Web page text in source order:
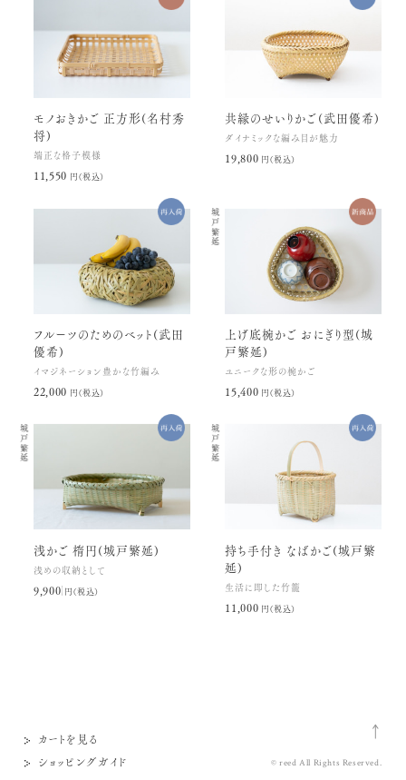
モノおきかご 正方形(名村秀
将)
端正な格子模様
11,550円(税込)
共縁のせいりかご(武田優希)
ダイナミックな編み目が魅力
19,800円(税込)
フルーツのためのベット(武田
優希)
イマジネーション豊かな竹編み
22,000円(税込)
城戸繁延
上げ底椀かご おにぎり型(城
戸繁延)
ユニークな形の椀かご
15,400円(税込)
城戸繁延
浅かご 楕円(城戸繁延)
浅めの収納として
9,900円(税込)
城戸繁延
持ち手付き なばかご(城戸繁
延)
生活に即した竹籠
11,000円(税込)
カートを見る
ショッピングガイド
© reed All Rights Reserved.